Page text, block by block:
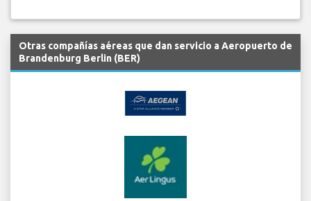
Otras compañías aéreas que dan servicio a Aeropuerto de
Brandenburg Berlin (BER)